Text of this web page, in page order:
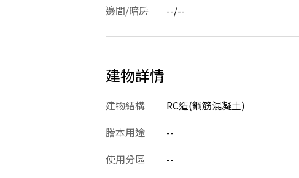
邊間/暗房
--/--
建物詳情
建物結構 RC造(鋼筋混凝土)
謄本用途
--
使用分區
--